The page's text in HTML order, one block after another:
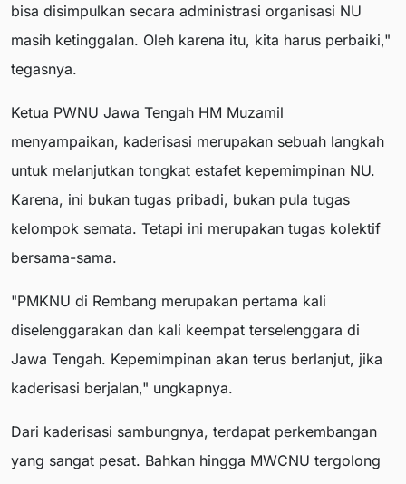
bisa disimpulkan secara administrasi organisasi NU
masih ketinggalan. Oleh karena itu, kita harus perbaiki,"
tegasnya.
Ketua PWNU Jawa Tengah HM Muzamil
menyampaikan, kaderisasi merupakan sebuah langkah
untuk melanjutkan tongkat estafet kepemimpinan NU.
Karena, ini bukan tugas pribadi, bukan pula tugas
kelompok semata. Tetapi ini merupakan tugas kolektif
bersama-sama.
"PMKNU di Rembang merupakan pertama kali
diselenggarakan dan kali keempat terselenggara di
Jawa Tengah. Kepemimpinan akan terus berlanjut, jika
kaderisasi berjalan," ungkapnya.
Dari kaderisasi sambungnya, terdapat perkembangan
yang sangat pesat. Bahkan hingga MWCNU tergolong